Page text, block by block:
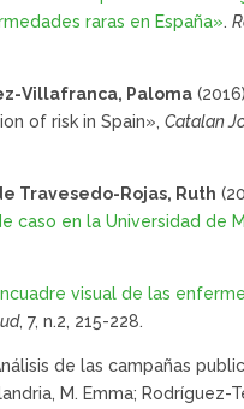
raras en España».
Villafranca, Paloma
of risk in Spain»,Catalan
Travesedo-Rojas, Ruth
caso en la Universidad de
visual de las
, 7, n.2, 215-228.
de las campañas
M. Emma; Rodríguez-